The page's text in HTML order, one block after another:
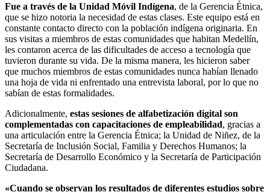
Fue a través de la Unidad Móvil Indígena, de la Gerencia Étnica,
que se hizo notoria la necesidad de estas clases. Este equipo está en
constante contacto directo con la población indígena originaria. En
sus visitas a miembros de estas comunidades que habitan Medellín,
les contaron acerca de las dificultades de acceso a tecnología que
tuvieron durante su vida. De la misma manera, les hicieron saber
que muchos miembros de estas comunidades nunca habían llenado
una hoja de vida ni enfrentado una entrevista laboral, por lo que no
sabían de estas formalidades.
Adicionalmente, estas sesiones de alfabetización digital son
complementadas con capacitaciones de empleabilidad, gracias a
una articulación entre la Gerencia Étnica; la Unidad de Niñez, de la
Secretaría de Inclusión Social, Familia y Derechos Humanos; la
Secretaría de Desarrollo Económico y la Secretaría de Participación
Ciudadana.
«Cuando se observan los resultados de diferentes estudios sobre